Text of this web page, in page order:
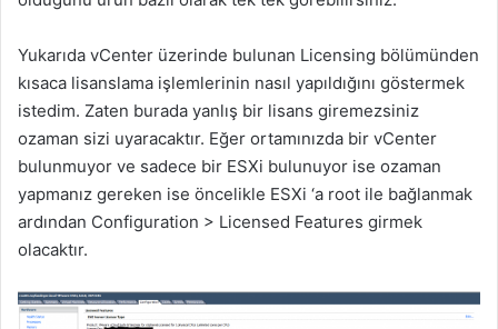
Yukarıda vCenter üzerinde bulunan Licensing bölümünden
kısaca lisanslama işlemlerinin nasıl yapıldığını göstermek
istedim. Zaten burada yanlış bir lisans giremezsiniz
ozaman sizi uyaracaktır. Eğer ortamınızda bir vCenter
bulunmuyor ve sadece bir ESXi bulunuyor ise ozaman
yapmanız gereken ise öncelikle ESXi ‘a root ile bağlanmak
ardından Configuration > Licensed Features girmek
olacaktır.